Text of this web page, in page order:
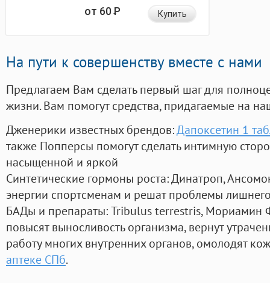
от 60Р Купить
На пути к совершенству вместе с нами
Предлагаем Вам сделать первый шаг для
жизни. Вам помогут средства, придагаемые на
Дженерики известных брендов:Дапоксетин 1
также Попперсы помогут сделать интимную
насыщенной и яркой
Синтетические гормоны роста: Динатроп,
энергии спортсменам и решат проблемы
БАДы и препараты:Tribulus terrestris, Мориамин
повысят выносливость организма, вернут
работу многих внутренних органов, омолодят
аптеке СПб.